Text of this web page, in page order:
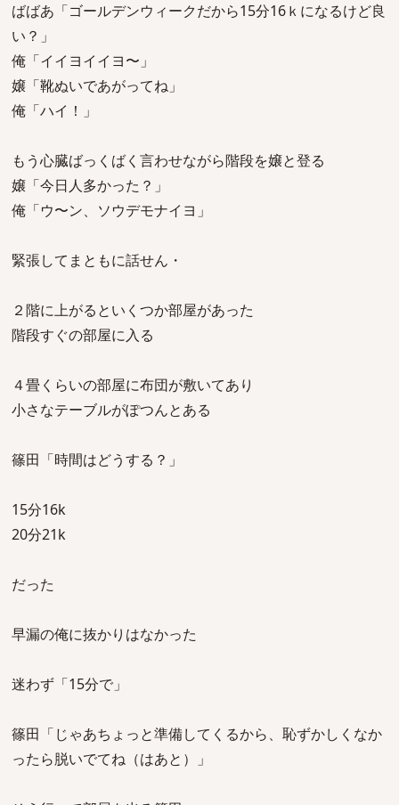
ばばあ「ゴールデンウィークだから15分16ｋになるけど良
い？」
俺「イイヨイイヨ〜」
嬢「靴ぬいであがってね」
俺「ハイ！」
もう心臓ばっくばく言わせながら階段を嬢と登る
嬢「今日人多かった？」
俺「ウ〜ン、ソウデモナイヨ」
緊張してまともに話せん・
２階に上がるといくつか部屋があった
階段すぐの部屋に入る
４畳くらいの部屋に布団が敷いてあり
小さなテーブルがぽつんとある
篠田「時間はどうする？」
15分16k
20分21k
だった
早漏の俺に抜かりはなかった
迷わず「15分で」
篠田「じゃあちょっと準備してくるから、恥ずかしくなか
ったら脱いでてね（はあと）」